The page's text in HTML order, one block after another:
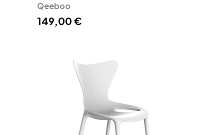
Qeeboo
149,00 €